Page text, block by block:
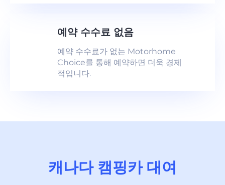
예약 수수료 없음
예약 수수료가 없는 Motorhome
Choice를 통해 예약하면 더욱 경제
적입니다.
캐나다 캠핑카 대여